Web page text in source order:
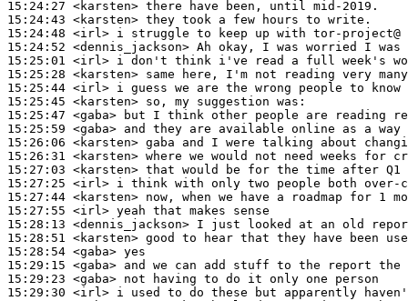
15:24:27 <karsten>
15:24:43 <karsten>
15:24:48 <irl>
15:24:52 <dennis_jackson>
15:25:01 <irl>
15:25:28 <karsten>
15:25:44 <irl>
15:25:45 <karsten>
15:25:47 <gaba>
15:25:59 <gaba>
15:26:06 <karsten>
15:26:31 <karsten>
15:27:03 <karsten>
15:27:25 <irl>
15:27:44 <karsten>
15:27:55 <irl>
15:28:13 <dennis_jackson>
15:28:51 <karsten>
15:28:54 <gaba>
15:29:15 <gaba>
15:29:23 <gaba>
15:29:30 <irl>